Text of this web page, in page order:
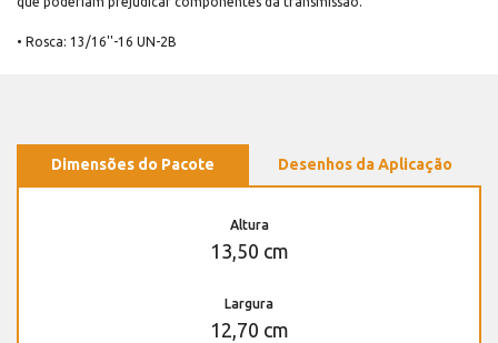
• Rosca: 13/16''-16 UN-2B
Dimensões do Pacote Desenhos da Aplicação
Altura
13,50 cm
Largura
12,70 cm